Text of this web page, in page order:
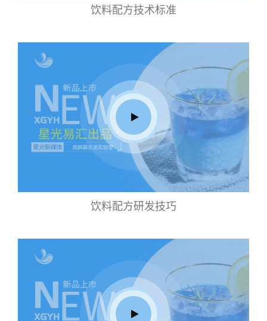
饮料配方技术标准
饮料配方研发技巧